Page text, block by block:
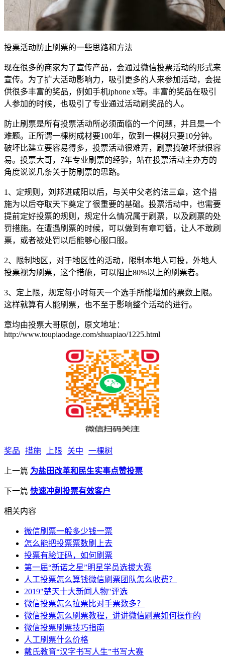
投票活动防止刷票的一些思路和方法
现在很多的商家为了宣传产品，会通过微信投票活动的形式来
宣传。为了扩大活动影响力，吸引更多的人来参加活动，会提
供很多丰富的奖品，例如手机iphone x等。丰富的奖品在吸引
人参加的时候，也吸引了专业通过活动刷奖品的人。
防止刷票是所有投票活动所必须面临的一个问题，并且是一个
难题。正所谓一棵树成材要100年，砍到一棵树只要10分钟。
破坏比建立要容易得多，投票活动很难弄，刷票搞破坏就很容
易。投票大哥，7年专业刷票的经验，站在投票活动主办方的
角度说说几条关于防刷票的思路。
1、定规则，刘邦进咸阳以后，与关中父老约法三章，这个措
施为以后夺取天下奠定了很重要的基础。投票活动中，也需要
提前定好投票的规则，规定什么情况属于刷票，以及刷票的处
罚措施。在遭遇刷票的时候，可以做到有章可循，让人不敢刷
票，或者被处罚以后能够心服口服。
2、限制地区，对于地区性的活动，限制本地人可投，外地人
投票视为刷票，这个措施，可以阻止80%以上的刷票者。
3、定上限，规定每小时每天一个选手所能增加的票数上限。
这样就算有人能刷票，也不至于影响整个活动的进行。
章均由投票大哥原创，原文地址：
http://www.toupiaodage.com/shuapiao/1225.html
奖品 措施 上限 关中 一棵树
上一篇 为盐田改革和民生实事点赞投票
下一篇 快速冲刺投票有效客户
相关内容
微信刷票一般多少钱一票
怎么能把投票票数刷上去
投票有验证码，如何刷票
第一届“新诺之星”明星学员选拔大赛
人工投票怎么算钱微信刷票团队怎么收费？
2019"楚天十大新闻人物"评选
微信投票怎么拉票比对手票数多？
微信投票怎么刷票教程，讲讲微信刷票如何操作的
微信投票刷票技巧指南
人工刷票什么价格
戴氏教育“汉字书写人生”书写大赛